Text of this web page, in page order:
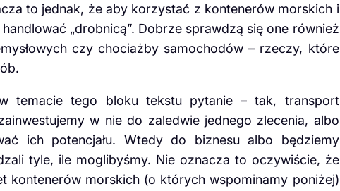
to jednak, że aby korzystać z kontenerów morskich i
„drobnicą”. Dobrze sprawdzą się one również
czy chociażby samochodów – rzeczy, które
temacie tego bloku tekstu pytanie – tak, transport
w nie do zaledwie jednego zlecenia, albo
ich potencjału. Wtedy do biznesu albo będziemy
tyle, ile moglibyśmy. Nie oznacza to oczywiście, że
kontenerów morskich (o których wspominamy poniżej)